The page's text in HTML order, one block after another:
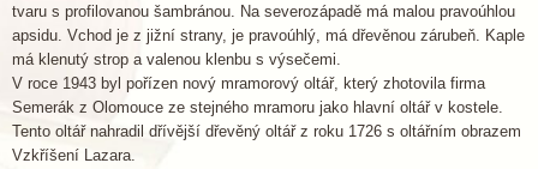
tvaru s profilovanou šambránou. Na severozápadě má malou pravoúhlou
apsidu. Vchod je z jižní strany, je pravoúhlý, má dřevěnou zárubeň. Kaple
má klenutý strop a valenou klenbu s výsečemi.
V roce 1943 byl pořízen nový mramorový oltář, který zhotovila firma
Semerák z Olomouce ze stejného mramoru jako hlavní oltář v kostele.
Tento oltář nahradil dřívější dřevěný oltář z roku 1726 s oltářním obrazem
Vzkříšení Lazara.